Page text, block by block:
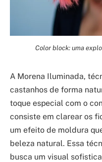
Color block: uma
A Morena Iluminada,
castanhos de forma
toque especial com o
consiste em clarear os
um efeito de moldura
beleza natural. Essa
busca um visual